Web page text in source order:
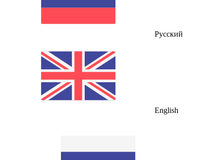
Русский
English